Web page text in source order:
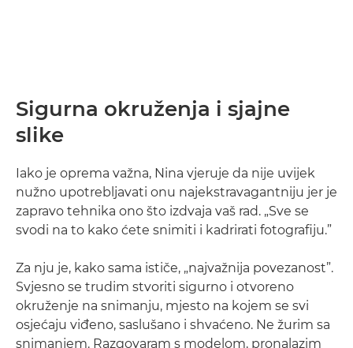
Sigurna okruženja i sjajne
slike
Iako je oprema važna, Nina vjeruje da nije uvijek
nužno upotrebljavati onu najekstravagantniju jer je
zapravo tehnika ono što izdvaja vaš rad. „Sve se
svodi na to kako ćete snimiti i kadrirati fotografiju.”
Za nju je, kako sama ističe, „najvažnija povezanost”.
Svjesno se trudim stvoriti sigurno i otvoreno
okruženje na snimanju, mjesto na kojem se svi
osjećaju viđeno, saslušano i shvaćeno. Ne žurim sa
snimanjem. Razgovaram s modelom, pronalazim